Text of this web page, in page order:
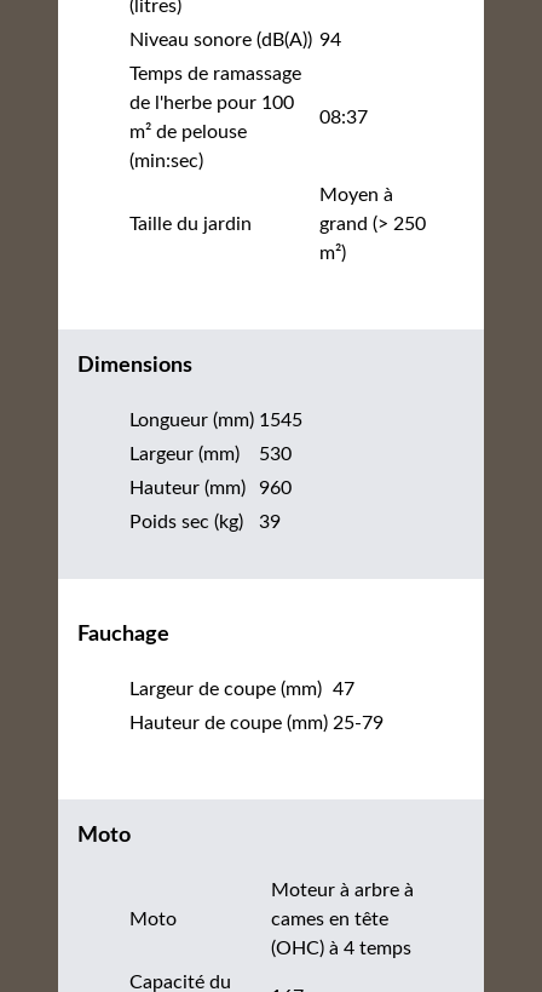
(litres)
Niveau sonore (dB(A)) 94
Temps de ramassage
de l'herbe pour 100
m² de pelouse
(min:sec)
08:37
Taille du jardin
Moyen à
grand (> 250
m²)
Dimensions
Longueur (mm) 1545
Largeur (mm)
530
Hauteur (mm)
960
Poids sec (kg)
39
Fauchage
Largeur de coupe (mm) 47
Hauteur de coupe (mm) 25-79
Moto
Moto
Moteur à arbre à
cames en tête
(OHC) à 4 temps
Capacité du